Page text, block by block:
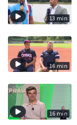
13 min
16 min
16 min